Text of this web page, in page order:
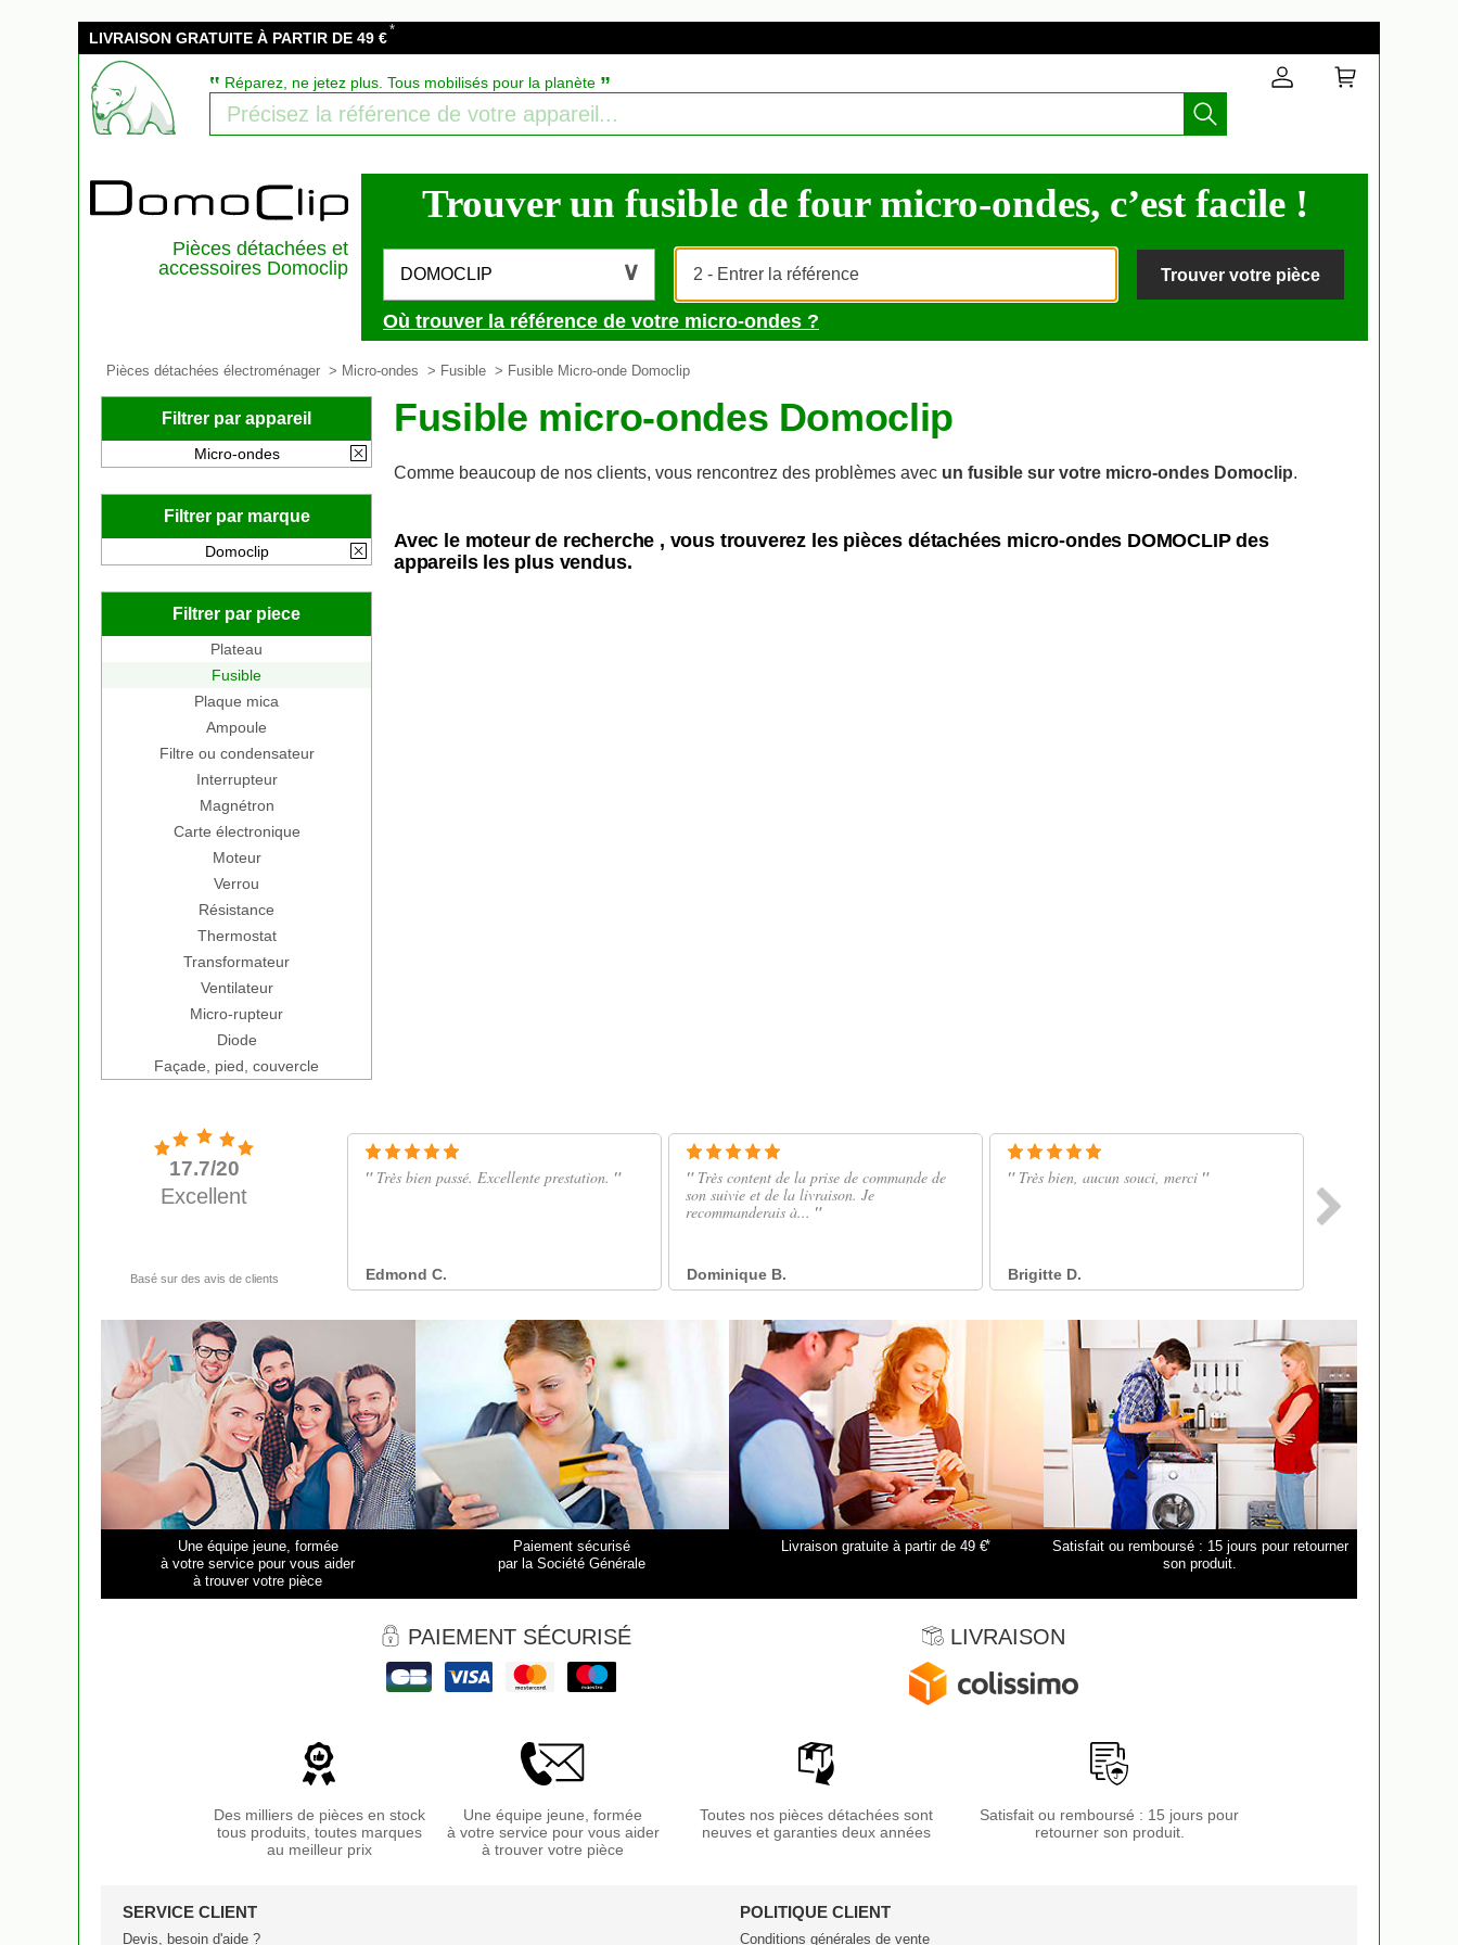
LIVRAISON GRATUITE À PARTIR DE 49 €*
‟ Réparez, ne jetez plus. Tous mobilisés pour la planète ”
Pièces détachées et
accessoires Domoclip
Trouver un fusible de four micro-ondes, c’est facile !
DOMOCLIP Trouver votre pièce
Où trouver la référence de votre micro-ondes ?
Pièces détachées électroménager > Micro-ondes > Fusible > Fusible Micro-onde Domoclip
Filtrer par appareil
Micro-ondes
Filtrer par marque
Domoclip
Filtrer par piece
Plateau
Fusible
Plaque mica
Ampoule
Filtre ou condensateur
Interrupteur
Magnétron
Carte électronique
Moteur
Verrou
Résistance
Thermostat
Transformateur
Ventilateur
Micro-rupteur
Diode
Façade, pied, couvercle
Fusible micro-ondes Domoclip
Comme beaucoup de nos clients, vous rencontrez des problèmes avec un fusible sur votre micro-ondes Domoclip.
Avec le moteur de recherche , vous trouverez les pièces détachées micro-ondes DOMOCLIP des
appareils les plus vendus.
Une équipe jeune, formée
à votre service pour vous aider
à trouver votre pièce
Paiement sécurisé
par la Société Générale
Livraison gratuite à partir de 49 €*
Satisfait ou remboursé : 15 jours pour retourner
son produit.
PAIEMENT SÉCURISÉ LIVRAISON
Des milliers de pièces en stock
tous produits, toutes marques
au meilleur prix
Une équipe jeune, formée
à votre service pour vous aider
à trouver votre pièce
Toutes nos pièces détachées sont
neuves et garanties deux années
Satisfait ou remboursé : 15 jours pour
retourner son produit.
SERVICE CLIENT
Devis, besoin d'aide ?
POLITIQUE CLIENT
Conditions générales de vente